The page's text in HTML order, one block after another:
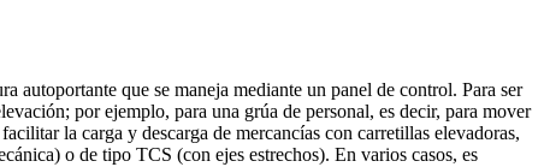
autoportante que se maneja mediante un panel de control. Para ser
por ejemplo, para una grúa de personal, es decir, para mover
la carga y descarga de mercancías con carretillas elevadoras,
o de tipo TCS (con ejes estrechos). En varios casos, es